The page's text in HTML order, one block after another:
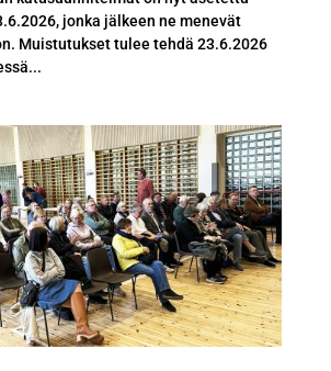
jonka jälkeen ne menevät
Muistutukset tulee tehdä 23.6.2026